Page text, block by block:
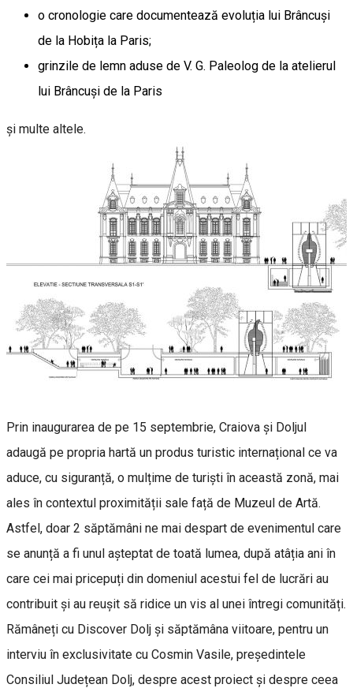
o cronologie care documentează evoluția lui Brâncuși
de la Hobița la Paris;
grinzile de lemn aduse de V. G. Paleolog de la atelierul
lui Brâncuși de la Paris
și multe altele.
Prin inaugurarea de pe 15 septembrie, Craiova și Doljul
adaugă pe propria hartă un produs turistic internațional ce va
aduce, cu siguranță, o mulțime de turiști în această zonă, mai
ales în contextul proximității sale față de Muzeul de Artă.
Astfel, doar 2 săptămâni ne mai despart de evenimentul care
se anunță a fi unul așteptat de toată lumea, după atâția ani în
care cei mai pricepuți din domeniul acestui fel de lucrări au
contribuit și au reușit să ridice un vis al unei întregi comunități.
Rămâneți cu Discover Dolj și săptămâna viitoare, pentru un
interviu în exclusivitate cu Cosmin Vasile, președintele
Consiliul Județean Dolj, despre acest proiect și despre ceea